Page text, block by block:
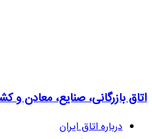
اتاق بازرگانی، صنایع، معادن و
درباره اتاق ایران